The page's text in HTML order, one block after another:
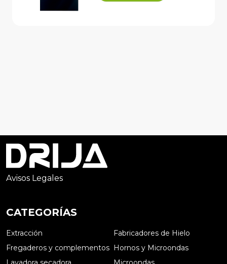
Avisos Legales
CATEGORÍAS
Extracción
Fabricadores de Hielo
Fregaderos y complementos Hornos y Microondas